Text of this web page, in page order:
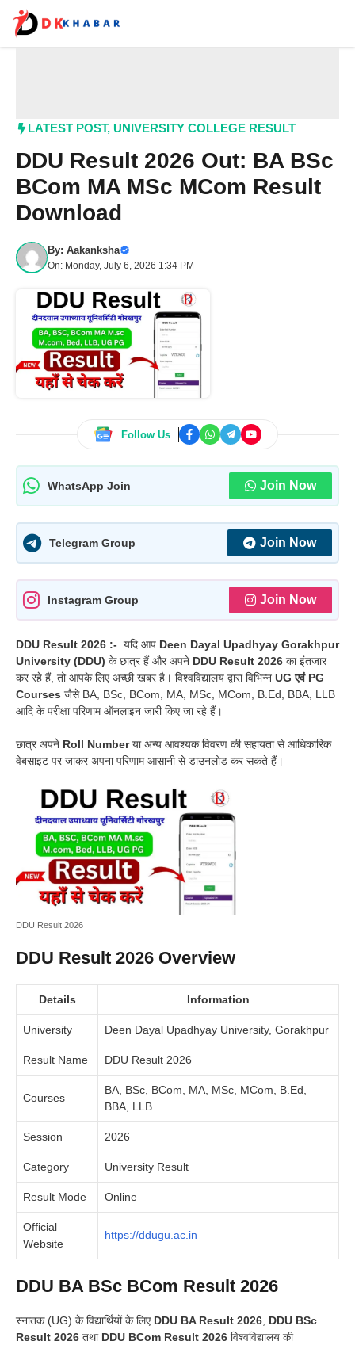
content
LATEST POST, UNIVERSITY COLLEGE RESULT
DDU Result 2026 Out: BA BSc
BCom MA MSc MCom Result
Download
By: Aakanksha
On: Monday, July 6, 2026 1:34 PM
Follow Us
WhatsApp Join Join Now
Telegram Group Join Now
Instagram Group Join Now
DDU Result 2026 :- यदि आप Deen Dayal Upadhyay Gorakhpur
University (DDU) के छात्र हैं और अपने DDU Result 2026 का इंतजार
कर रहे हैं, तो आपके लिए अच्छी खबर है। विश्वविद्यालय द्वारा विभिन्न UG एवं PG
Courses जैसे BA, BSc, BCom, MA, MSc, MCom, B.Ed, BBA, LLB
आदि के परीक्षा परिणाम ऑनलाइन जारी किए जा रहे हैं।
छात्र अपने Roll Numberया अन्य आवश्यक विवरण की सहायता से आधिकारिक
वेबसाइट पर जाकर अपना परिणाम आसानी से डाउनलोड कर सकते हैं।
DDU Result 2026
DDU Result 2026 Overview
Details Information
University Deen Dayal Upadhyay University, Gorakhpur
Result Name DDU Result 2026
Courses
BA, BSc, BCom, MA, MSc, MCom, B.Ed,
BBA, LLB
Session 2026
Category University Result
Result Mode Online
Official
Website
https://ddugu.ac.in
DDU BA BSc BCom Result 2026
स्नातक (UG) के विद्यार्थियों के लिए DDU BA Result 2026, DDU BSc
Result 2026 तथा DDU BCom Result 2026 विश्वविद्यालय की